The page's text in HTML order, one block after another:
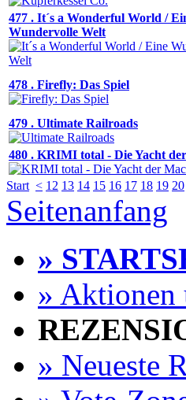
477 . It´s a Wonderful World /
Wundervolle Welt
478 . Firefly: Das Spiel
479 . Ultimate Railroads
480 . KRIMI total - Die Yacht
Start < 12 13 14 15 16 17 18 19 20
Seitenanfang
»
» Aktionen
» Neueste